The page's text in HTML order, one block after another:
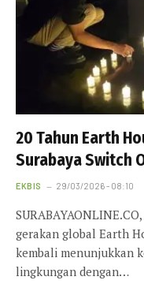
20 Tahun Earth
Surabaya Switch
EKBIS 29/03/2026 - 08:10
gerakan global Earth
kembali menunjukkan
lingkungan dengan…